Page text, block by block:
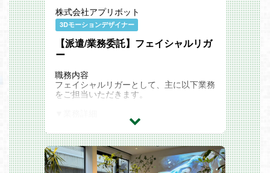
開発チームやアニメーションチームなどの
部署間を渡り、業務を進めることもあるた
め
タスクの完結に向けて自走できる方ですと
活躍いただけると思います。
株式会社アプリボット
3Dモーションデザイナー
【派遣/業務委託】フェイシャルリガ
ー
職務内容
フェイシャルリガーとして、主に以下業務
をご担当いただきます。
・フェイシャルリグ制作
・フェイシャルアニメーション制作
※ご応募時にはポートフォリオのご提出を
お願いしております。